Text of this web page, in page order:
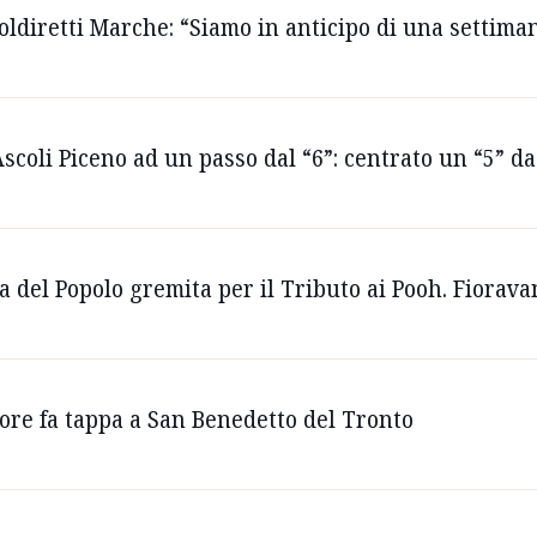
Marche: “Siamo in anticipo di una
Piceno ad un passo dal “6”: centrato un “5”
del Popolo gremita per il Tributo ai Pooh.
fa tappa a San Benedetto del Tronto